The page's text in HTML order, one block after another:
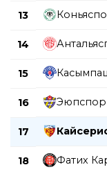
13
14
15
16 Эюпспор
17
18 Фатих